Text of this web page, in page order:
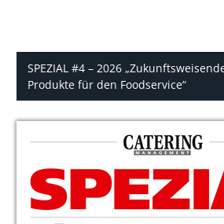
SPEZIAL #4 – 2026
Produkte für den Foodservice“